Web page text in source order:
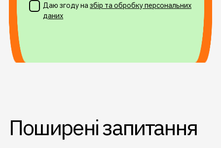
Даю згоду назбір та обробку персональних
даних
Поширені запитання